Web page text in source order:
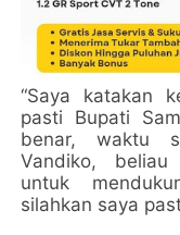
“Saya katakan
pasti Bupati
benar, waktu
Vandiko, beliau
untuk
silahkan saya